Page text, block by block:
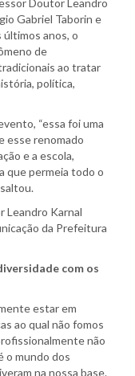
Doutor Leandro
Gabriel Taborin e
anos, o
de
ao tratar
política,
“essa foi uma
esse renomado
e a escola,
que permeia todo o
Leandro Karnal
da Prefeitura
com os
estar em
ao qual não fomos
não
o mundo dos
na nossa base.